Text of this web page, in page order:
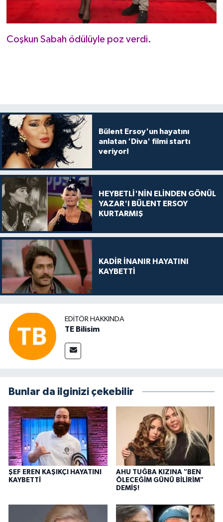
Coşkun Sabah ödülüyle poz verdi.
Bülent Ersoy'un hayatını
anlatan 'Diva' filmi startı
veriyor!
HEYBETLİ'NİN ELİNDEN GÖNÜL
YAZAR'I BÜLENT ERSOY
KURTARMIŞ
KADİR İNANIR HAYATINI
KAYBETTİ
EDITÖR HAKKINDA
TE Bilisim
Bunlar da ilginizi çekebilir
ŞEF EREN KAŞIKÇI HAYATINI
KAYBETTİ
AHU TUĞBA KIZINA "BEN
ÖLECEĞİM GÜNÜ BİLİRİM"
DEMİŞ!